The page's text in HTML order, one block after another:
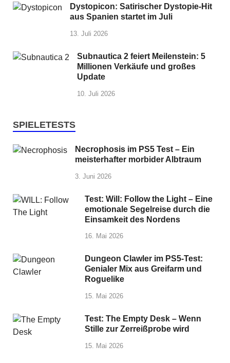
Dystopicon: Satirischer Dystopie-Hit
aus Spanien startet im Juli
13. Juli 2026
Subnautica 2 feiert Meilenstein: 5
Millionen Verkäufe und großes
Update
10. Juli 2026
SPIELETESTS
Necrophosis im PS5 Test – Ein
meisterhafter morbider Albtraum
3. Juni 2026
Test: Will: Follow the Light – Eine
emotionale Segelreise durch die
Einsamkeit des Nordens
16. Mai 2026
Dungeon Clawler im PS5-Test:
Genialer Mix aus Greifarm und
Roguelike
15. Mai 2026
Test: The Empty Desk – Wenn
Stille zur Zerreißprobe wird
15. Mai 2026